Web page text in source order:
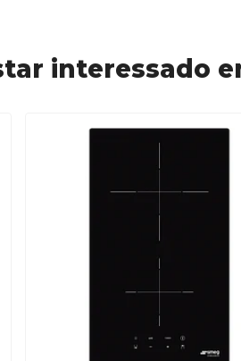
interessado